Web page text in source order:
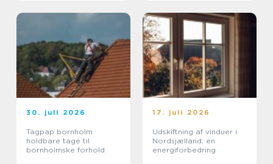
30. juli 2026
Tagpap bornholm
holdbare tage til
bornholmske forhold
17. juli 2026
Udskiftning af vinduer i
Nordsjælland: en
energiforbedring